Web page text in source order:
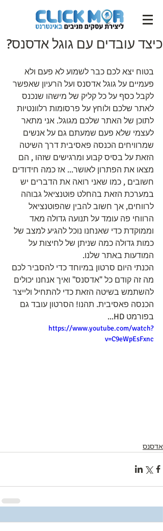
כיצד עובדים עם גוגל אדסנס?
בטוח יצא לכם כבר לשמוע לא פעם ולא
פעמיים על גוגל אדסנס ועל הרעיון שאפשר
לקבל כסף על כל קליק של מישהו שנכנס
לאתר שלכם ולוחץ על פרסומות רלוונטיות
לתוכן של האתר שלכם מגוגל. אני מתאר
לעצמי שלא פעם שמעתם גם על אנשים
שמרוויחים הכנסה פאסיבית דרך השיטה
הזאת על בסיס קבוע ומרגישים שזהו , הם
מצאו את הפתרון לאושר... אז כמה חידודים
חשובים , כמו שאני רואה את הדברים יש
במערכת הזאת בהחלט פוטנציאל גבוהה
לרווחים, אך חשוב להבין שהפוטנציאל
הרווחי פה עומד על תנועה גדולה מאד
וממוקדת כדי שאנחנו נוכל להגיע למצב של
כמות גדולה כמה שניתן של לחיצות על
המודעות באתר שלנו.
הכנתי היום סרטון במיוחד כדי להסביר לכם
מה זה קודם כל "אדסנס" ואיך אנחנו יכולים
להשתמש בשיטה הזאת כדי להתחיל ולייצר
הכנסה פאסיבית. תהנו! הסרטון עובד גם
בפורמט HD...
https://www.youtube.com/watch?
v=C9eWpEsFxnc
אדסנס